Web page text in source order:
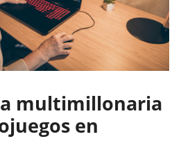
multimillonaria
en